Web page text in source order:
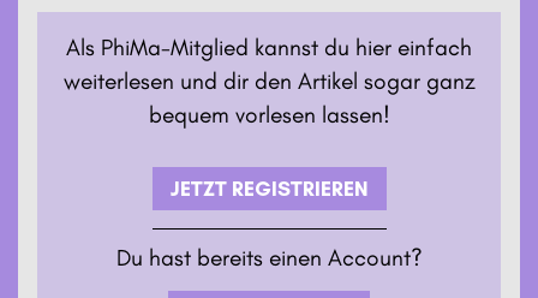
Als PhiMa-Mitglied kannst du hier einfach
weiterlesen und dir den Artikel sogar ganz
bequem vorlesen lassen!
JETZT REGISTRIEREN
Du hast bereits einen Account?